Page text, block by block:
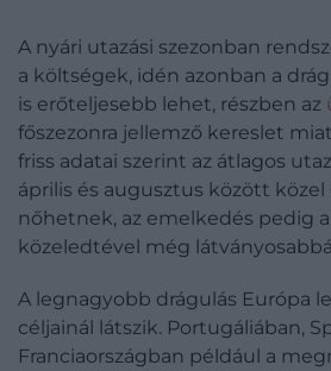
A nyári utazási szezonban
a költségek, idén azonban a
is erőteljesebb lehet, részben az
főszezonra jellemző kereslet
friss adatai szerint az átlagos
április és augusztus között közel
nőhetnek, az emelkedés pedig a
közeledtével még
A legnagyobb drágulás Európa
céljainál látszik. Portugáliában,
Franciaországban például a